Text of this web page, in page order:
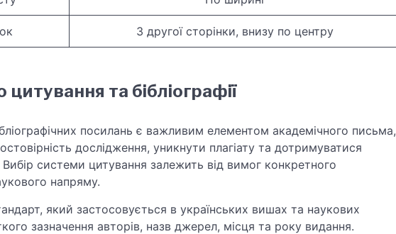
З другої сторінки, внизу по центру
та бібліографії
посилань є важливим елементом академічного письма,
дослідження, уникнути плагіату та дотримуватися
Вибір системи цитування залежить від вимог конкретного
напряму.
який застосовується в українських вишах та наукових
зазначення авторів, назв джерел, місця та року видання.